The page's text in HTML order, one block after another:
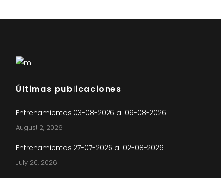
Últimas publicaciones
Entrenamientos 03-08-2026 al 09-08-2026
August 2, 2026
Entrenamientos 27-07-2026 al 02-08-2026
July 26, 2026